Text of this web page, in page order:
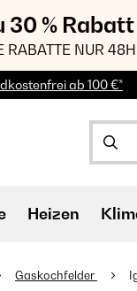
30 %
RABATTE NUR
ab 100 €*
Heizen
Gaskochfelder